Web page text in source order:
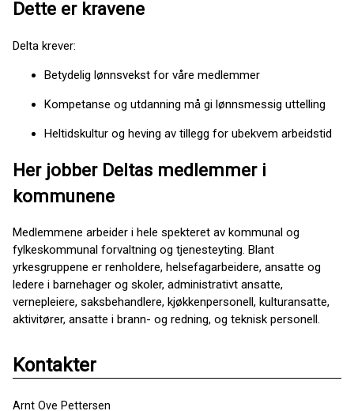
Dette er kravene
Delta krever:
Betydelig lønnsvekst for våre medlemmer
Kompetanse og utdanning må gi lønnsmessig uttelling
Heltidskultur og heving av tillegg for ubekvem arbeidstid
Her jobber Deltas medlemmer i
kommunene
Medlemmene arbeider i hele spekteret av kommunal og
fylkeskommunal forvaltning og tjenesteyting. Blant
yrkesgruppene er renholdere, helsefagarbeidere, ansatte og
ledere i barnehager og skoler, administrativt ansatte,
vernepleiere, saksbehandlere, kjøkkenpersonell, kulturansatte,
aktivitører, ansatte i brann- og redning, og teknisk personell.
Kontakter
Arnt Ove Pettersen